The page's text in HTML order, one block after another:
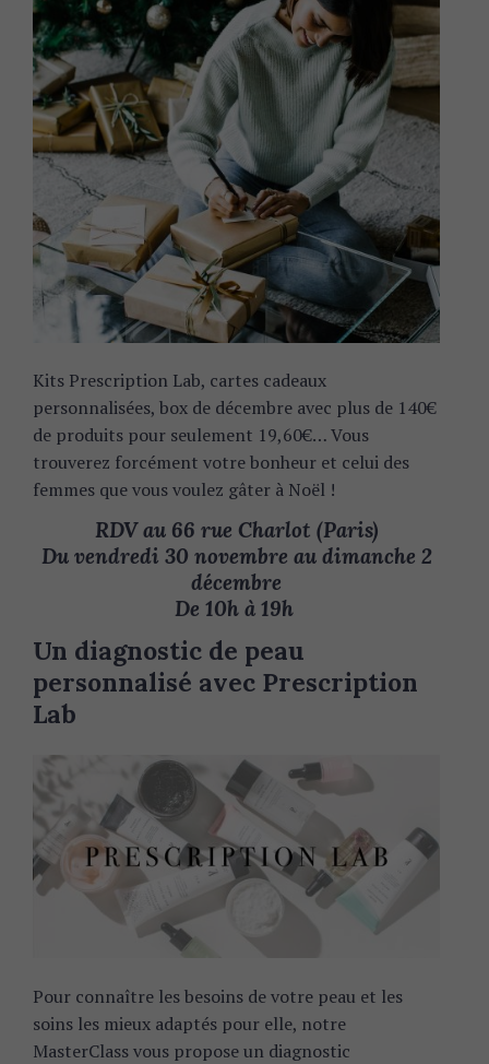
Kits Prescription Lab, cartes cadeaux
personnalisées, box de décembre avec plus de 140€
de produits pour seulement 19,60€… Vous
trouverez forcément votre bonheur et celui des
femmes que vous voulez gâter à Noël !
RDV au 66 rue Charlot (Paris)
Du vendredi 30 novembre au dimanche 2
décembre
De 10h à 19h
Un diagnostic de peau
personnalisé avec Prescription
Lab
Pour connaître les besoins de votre peau et les
soins les mieux adaptés pour elle, notre
MasterClass vous propose un diagnostic